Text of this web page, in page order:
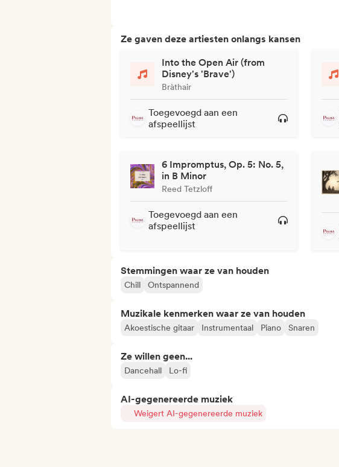
Ze gaven deze artiesten onlangs kansen
Into the Open Air (from
Disney's 'Brave')
Bràthair
Toegevoegd aan een
afspeellijst
6 Impromptus, Op. 5: No. 5,
in B Minor
Reed Tetzloff
Toegevoegd aan een
afspeellijst
Stemmingen waar ze van houden
Chill Ontspannend
Muzikale kenmerken waar ze van houden
Akoestische gitaar Instrumentaal Piano Snaren
Ze willen geen...
Dancehall Lo-fi
AI-gegenereerde muziek
Weigert AI-gegenereerde muziek